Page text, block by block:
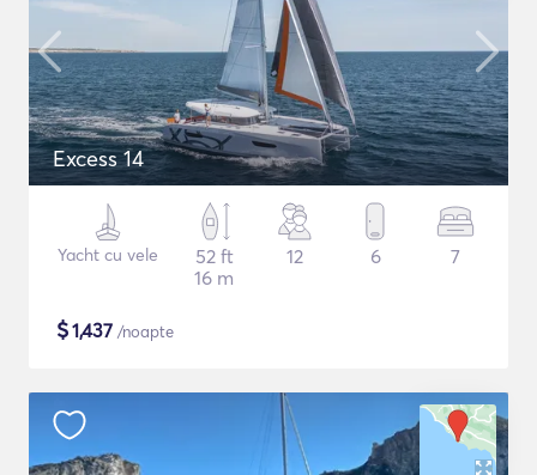
Excess 14
Yacht cu vele
52 ft
16 m
12 6 7
$1,437 /noapte